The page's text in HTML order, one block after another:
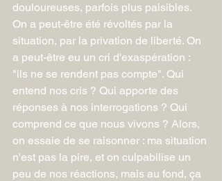
douloureuses, parfois plus paisibles.
On a peut-être été révoltés par la
situation, par la privation de liberté. On
a peut-être eu un cri d'exaspération :
"ils ne se rendent pas compte". Qui
entend nos cris ? Qui apporte des
réponses à nos interrogations ? Qui
comprend ce que nous vivons ? Alors,
on essaie de se raisonner : ma situation
n'est pas la pire, et on culpabilise un
peu de nos réactions, mais au fond, ça